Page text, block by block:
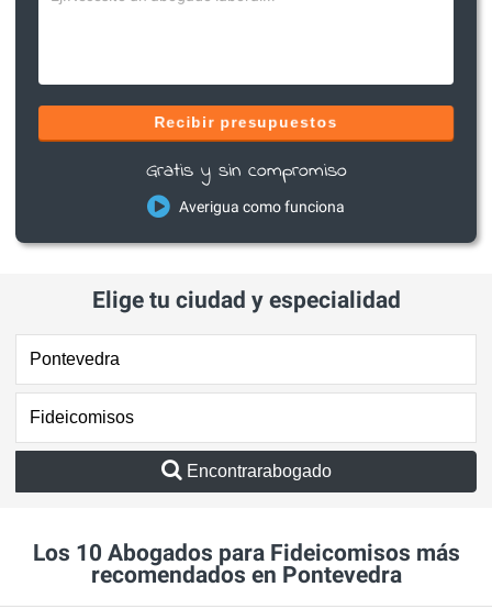
Recibir presupuestos
Gratis y sin compromiso
Averigua como funciona
Elige tu ciudad y especialidad
Encontrarabogado
Los 10 Abogados para Fideicomisos más
recomendados en Pontevedra